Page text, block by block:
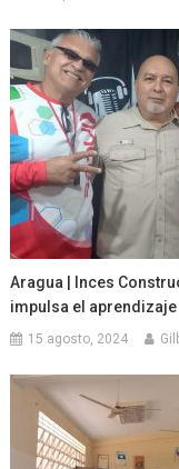
Aragua | Inces
impulsa el aprendizaje
15 agosto, 2024